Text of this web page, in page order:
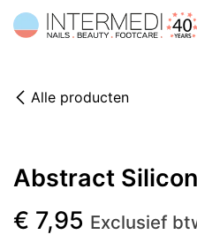
Overslaan naar inhoud
Alle producten
Abstract
€ 7,95 Exclusief